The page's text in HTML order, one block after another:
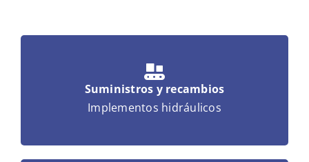
Suministros y recambios
Implementos hidráulicos